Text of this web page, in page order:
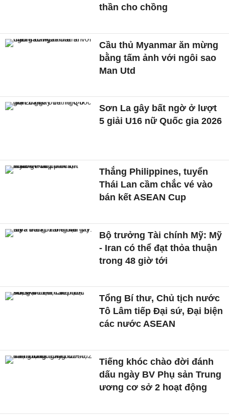
thần cho chồng
Cầu thủ Myanmar ăn mừng
bằng tấm ảnh với ngôi sao
Man Utd
Sơn La gây bất ngờ ở lượt
5 giải U16 nữ Quốc gia 2026
Thắng Philippines, tuyển
Thái Lan cầm chắc vé vào
bán kết ASEAN Cup
Bộ trưởng Tài chính Mỹ: Mỹ
- Iran có thể đạt thỏa thuận
trong 48 giờ tới
Tổng Bí thư, Chủ tịch nước
Tô Lâm tiếp Đại sứ, Đại biện
các nước ASEAN
Tiếng khóc chào đời đánh
dấu ngày BV Phụ sản Trung
ương cơ sở 2 hoạt động